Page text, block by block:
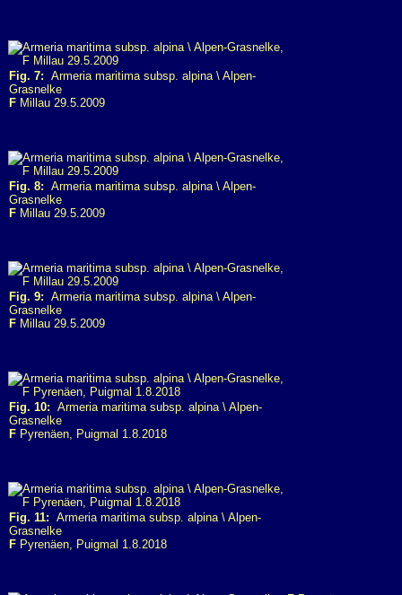
Fig. 7: Armeria maritima subsp. alpina \ Alpen-
Grasnelke
F Millau 29.5.2009
Fig. 8: Armeria maritima subsp. alpina \ Alpen-
Grasnelke
F Millau 29.5.2009
Fig. 9: Armeria maritima subsp. alpina \ Alpen-
Grasnelke
F Millau 29.5.2009
Fig. 10: Armeria maritima subsp. alpina \ Alpen-
Grasnelke
F Pyrenäen, Puigmal 1.8.2018
Fig. 11: Armeria maritima subsp. alpina \ Alpen-
Grasnelke
F Pyrenäen, Puigmal 1.8.2018